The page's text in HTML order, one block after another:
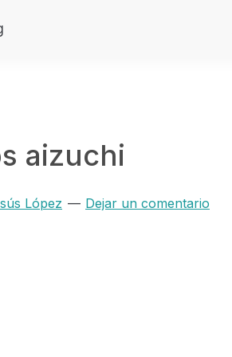
aizuchi
López Dejar un comentario